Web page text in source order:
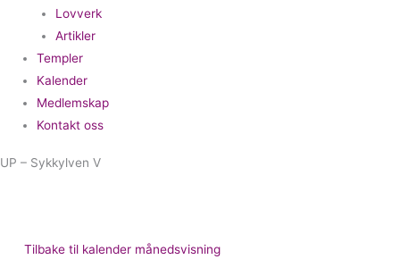
Lovverk
Artikler
Templer
Kalender
Medlemskap
Kontakt oss
UP – Sykkylven V
Tilbake til kalender månedsvisning